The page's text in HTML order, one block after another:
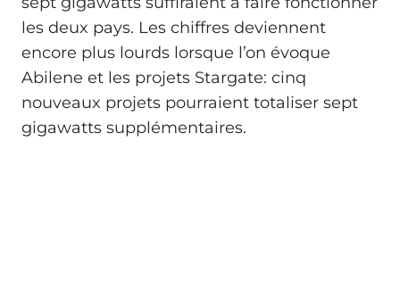
les deux pays. Les chiffres deviennent
encore plus lourds lorsque l’on évoque
Abilene et les projets Stargate: cinq
nouveaux projets pourraient totaliser sept
gigawatts supplémentaires.